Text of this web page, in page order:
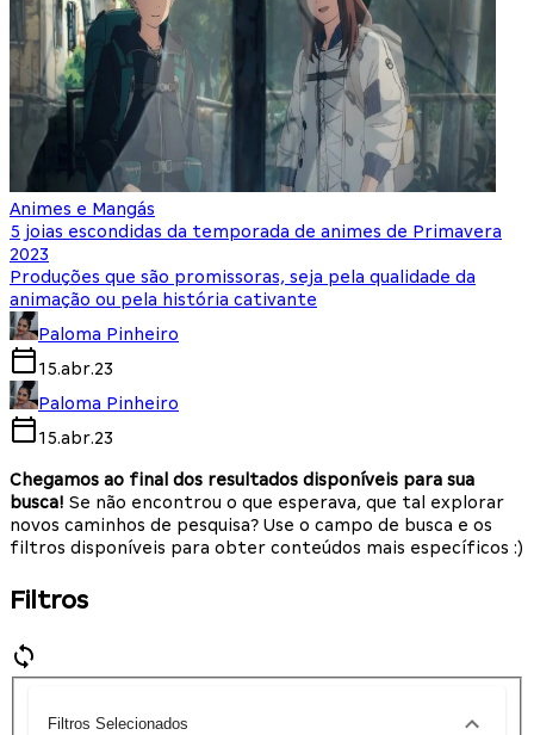
Animes e Mangás
5 joias escondidas da temporada de animes de Primavera
2023
Produções que são promissoras, seja pela qualidade da
animação ou pela história cativante
Paloma Pinheiro
15.abr.23
Paloma Pinheiro
15.abr.23
Chegamos ao final dos resultados disponíveis para sua
busca! Se não encontrou o que esperava, que tal explorar
novos caminhos de pesquisa? Use o campo de busca e os
filtros disponíveis para obter conteúdos mais específicos :)
Filtros
Filtros Selecionados